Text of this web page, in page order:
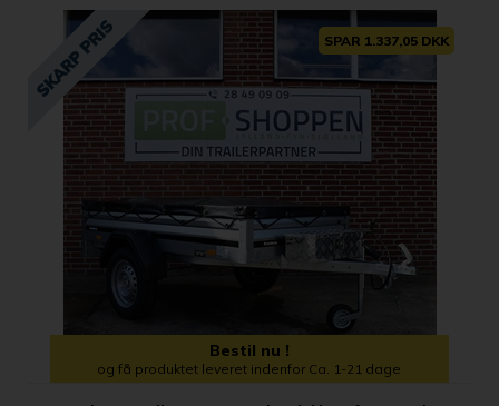
SPAR 1.337,05 DKK
Bestil nu !
og få produktet leveret indenfor Ca. 1-21 dage